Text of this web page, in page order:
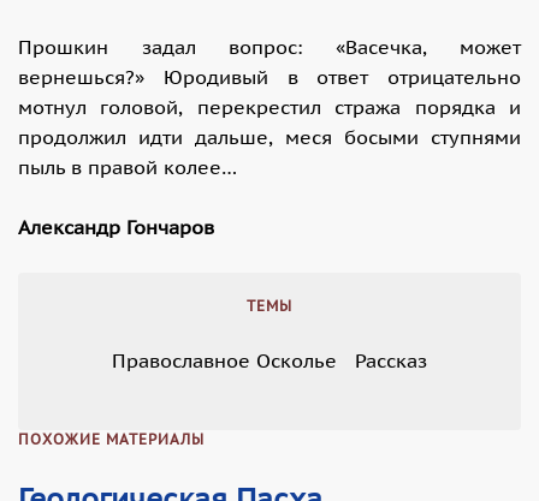
Прошкин задал вопрос: «Васечка, может
вернешься?» Юродивый в ответ отрицательно
мотнул головой, перекрестил стража порядка и
продолжил идти дальше, меся босыми ступнями
пыль в правой колее…
Александр Гончаров
ТЕМЫ
Православное Осколье Рассказ
ПОХОЖИЕ МАТЕРИАЛЫ